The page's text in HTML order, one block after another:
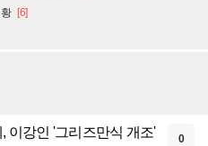
[6]
이강인 '그리즈만식 개조'
0